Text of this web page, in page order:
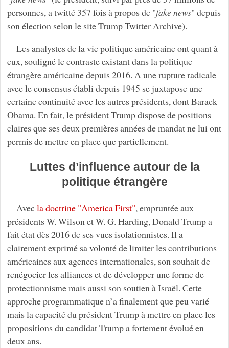
personnes, a twitté 357 fois à propos de "fake news" depuis
son élection selon le site Trump Twitter Archive).
Les analystes de la vie politique américaine ont quant à
eux, souligné le contraste existant dans la politique
étrangère américaine depuis 2016. A une rupture radicale
avec le consensus établi depuis 1945 se juxtapose une
certaine continuité avec les autres présidents, dont Barack
Obama. En fait, le président Trump dispose de positions
claires que ses deux premières années de mandat ne lui ont
permis de mettre en place que partiellement.
Luttes d’influence autour de la
politique étrangère
Avecla doctrine "America First", empruntée aux
présidents W. Wilson et W. G. Harding, Donald Trump a
fait état dès 2016 de ses vues isolationnistes. Il a
clairement exprimé sa volonté de limiter les contributions
américaines aux agences internationales, son souhait de
renégocier les alliances et de développer une forme de
protectionnisme mais aussi son soutien à Israël. Cette
approche programmatique n’a finalement que peu varié
mais la capacité du président Trump à mettre en place les
propositions du candidat Trump a fortement évolué en
deux ans.